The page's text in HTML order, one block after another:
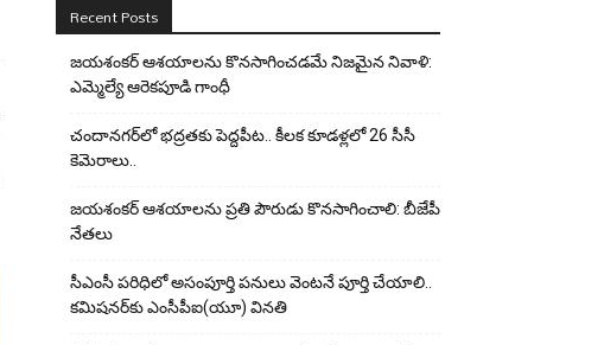
Recent Posts
జయశంకర్ ఆశయాలను కొనసాగించడమే నిజమైన నివాళి:
ఎమ్మెల్యే ఆరెక‌పూడి గాంధీ
చందానగర్‌లో భద్రతకు పెద్దపీట.. కీలక కూడళ్లలో 26 సీసీ
కెమెరాలు..
జయశంకర్ ఆశయాలను ప్రతి పౌరుడు కొనసాగించాలి: బీజేపీ
నేతలు
సీఎంసీ పరిధిలో అసంపూర్తి పనులు వెంటనే పూర్తి చేయాలి..
కమిషనర్‌కు ఎంసీపీఐ(యూ) వినతి